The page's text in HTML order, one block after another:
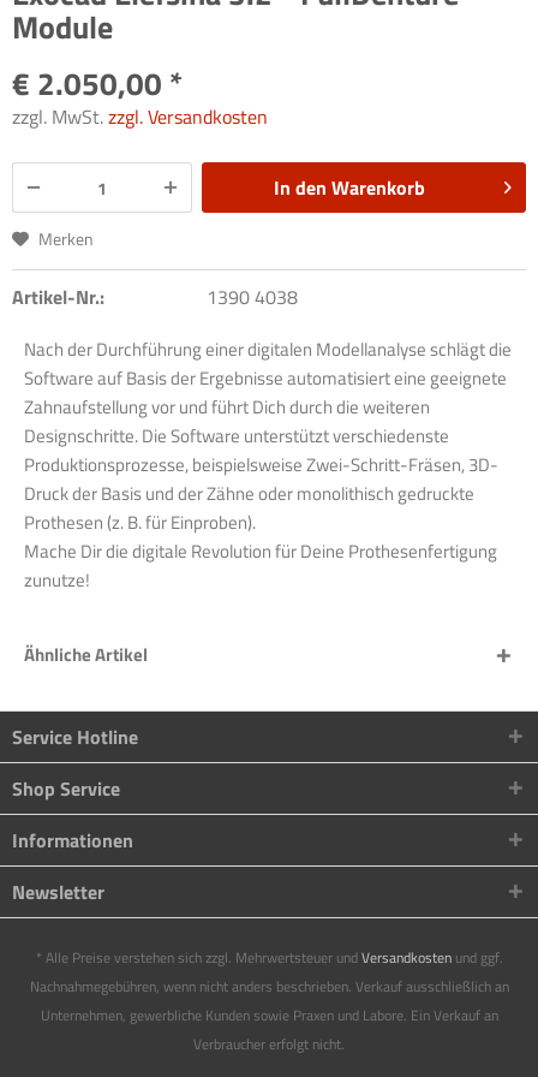
Module
€ 2.050,00 *
zzgl. MwSt.zzgl. Versandkosten
In den Warenkorb
Merken
Artikel-Nr.: 1390 4038
Nach der Durchführung einer digitalen Modellanalyse schlägt die
Software auf Basis der Ergebnisse automatisiert eine geeignete
Zahnaufstellung vor und führt Dich durch die weiteren
Designschritte. Die Software unterstützt verschiedenste
Produktionsprozesse, beispielsweise Zwei-Schritt-Fräsen, 3D-
Druck der Basis und der Zähne oder monolithisch gedruckte
Prothesen (z. B. für Einproben).
Mache Dir die digitale Revolution für Deine Prothesenfertigung
zunutze!
Ähnliche Artikel
Service Hotline
Shop Service
Informationen
Newsletter
* Alle Preise verstehen sich zzgl. Mehrwertsteuer undVersandkostenund ggf.
Nachnahmegebühren, wenn nicht anders beschrieben. Verkauf ausschließlich an
Unternehmen, gewerbliche Kunden sowie Praxen und Labore. Ein Verkauf an
Verbraucher erfolgt nicht.